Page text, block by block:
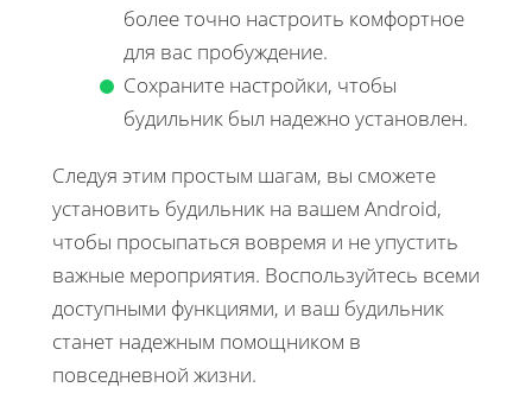
более точно настроить комфортное
для вас пробуждение.
Сохраните настройки, чтобы
будильник был надежно установлен.
Следуя этим простым шагам, вы сможете
установить будильник на вашем Android,
чтобы просыпаться вовремя и не упустить
важные мероприятия. Воспользуйтесь всеми
доступными функциями, и ваш будильник
станет надежным помощником в
повседневной жизни.